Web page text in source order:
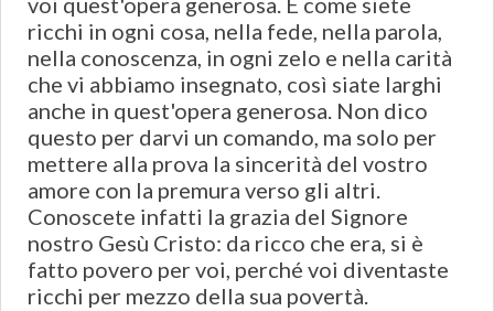
ricchi in ogni cosa, nella fede, nella parola,
nella conoscenza, in ogni zelo e nella carità
che vi abbiamo insegnato, così siate larghi
anche in quest'opera generosa. Non dico
questo per darvi un comando, ma solo per
mettere alla prova la sincerità del vostro
amore con la premura verso gli altri.
Conoscete infatti la grazia del Signore
nostro Gesù Cristo: da ricco che era, si è
fatto povero per voi, perché voi diventaste
ricchi per mezzo della sua povertà.